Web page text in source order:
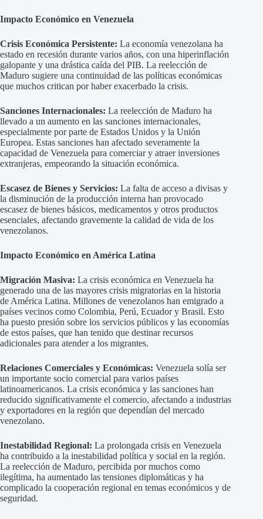
Impacto Económico en Venezuela
Crisis Económica Persistente: La economía venezolana ha
estado en recesión durante varios años, con una hiperinflación
galopante y una drástica caída del PIB. La reelección de
Maduro sugiere una continuidad de las políticas económicas
que muchos critican por haber exacerbado la crisis.
Sanciones Internacionales: La reelección de Maduro ha
llevado a un aumento en las sanciones internacionales,
especialmente por parte de Estados Unidos y la Unión
Europea. Estas sanciones han afectado severamente la
capacidad de Venezuela para comerciar y atraer inversiones
extranjeras, empeorando la situación económica.
Escasez de Bienes y Servicios: La falta de acceso a divisas y
la disminución de la producción interna han provocado
escasez de bienes básicos, medicamentos y otros productos
esenciales, afectando gravemente la calidad de vida de los
venezolanos.
Impacto Económico en América Latina
Migración Masiva: La crisis económica en Venezuela ha
generado una de las mayores crisis migratorias en la historia
de América Latina. Millones de venezolanos han emigrado a
países vecinos como Colombia, Perú, Ecuador y Brasil. Esto
ha puesto presión sobre los servicios públicos y las economías
de estos países, que han tenido que destinar recursos
adicionales para atender a los migrantes.
Relaciones Comerciales y Económicas: Venezuela solía ser
un importante socio comercial para varios países
latinoamericanos. La crisis económica y las sanciones han
reducido significativamente el comercio, afectando a industrias
y exportadores en la región que dependían del mercado
venezolano.
Inestabilidad Regional: La prolongada crisis en Venezuela
ha contribuido a la inestabilidad política y social en la región.
La reelección de Maduro, percibida por muchos como
ilegítima, ha aumentado las tensiones diplomáticas y ha
complicado la cooperación regional en temas económicos y de
seguridad.